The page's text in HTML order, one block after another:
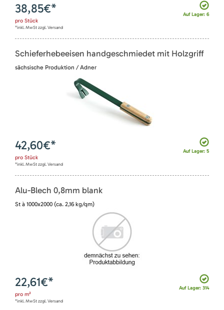
Auf Lager: 6
38,85€*
pro Stück
*inkl. MwSt zzgl. Versand
Schieferhebeeisen handgeschmiedet mit Holzgriff
sächsische Produktion / Adner
Auf Lager: 5
42,60€*
pro Stück
*inkl. MwSt zzgl. Versand
Alu-Blech 0,8mm blank
St à 1000x2000 (ca. 2,16 kg/qm)
Auf Lager: 314
22,61€*
pro m²
*inkl. MwSt zzgl. Versand